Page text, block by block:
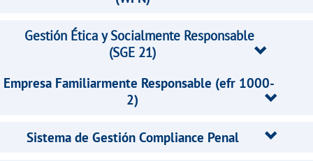
Gestión Ética y Socialmente Responsable
(SGE 21)
Empresa Familiarmente Responsable (efr 1000-
2)
Sistema de Gestión Compliance Penal